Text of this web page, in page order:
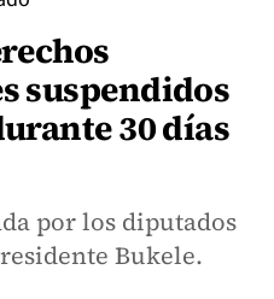
suspendidos
30 días
por los diputados
Bukele.